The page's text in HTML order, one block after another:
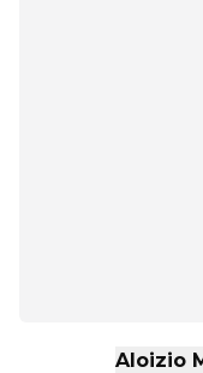
Aloizio